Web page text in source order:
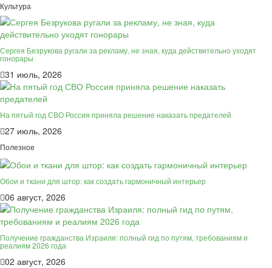
Культура
Сергея Безрукова ругали за рекламу, не зная, куда действительно уходят
гонорары
31 июль, 2026
На пятый год СВО Россия приняла решение наказать предателей
27 июль, 2026
Полезное
Обои и ткани для штор: как создать гармоничный интерьер
06 август, 2026
Получение гражданства Израиля: полный гид по путям, требованиям и
реалиям 2026 года
02 август, 2026